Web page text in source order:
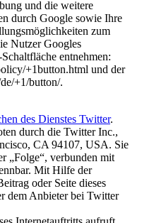
und die weitere
durch Google sowie Ihre
zum
Nutzer Googles
entnehmen:
+1button.html und der
+1/button/.
des Dienstes Twitter.
durch die Twitter Inc.,
CA 94107, USA. Sie
„Folge“, verbunden mit
Mit Hilfe der
oder Seite dieses
dem Anbieter bei Twitter